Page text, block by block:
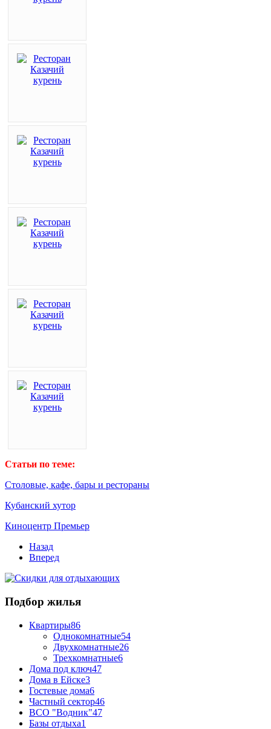
Статьи по теме:
Столовые, кафе, бары и рестораны
Кубанский хутор
Киноцентр Премьер
Назад
Вперед
Подбор жилья
Квартиры86
Однокомнатные54
Двухкомнатные26
Трехкомнатные6
Дома под ключ47
Дома в Ейске3
Гостевые дома6
Частный сектор46
ВСО "Водник"47
Базы отдыха1